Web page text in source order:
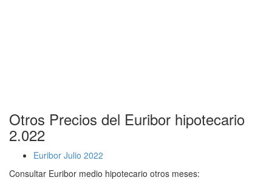
Otros Precios del Euribor hipotecario
2.022
Euribor Julio 2022
Consultar Euribor medio hipotecario otros meses: